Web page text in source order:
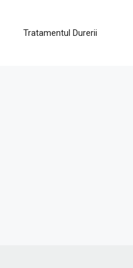
Tratamentul Durerii